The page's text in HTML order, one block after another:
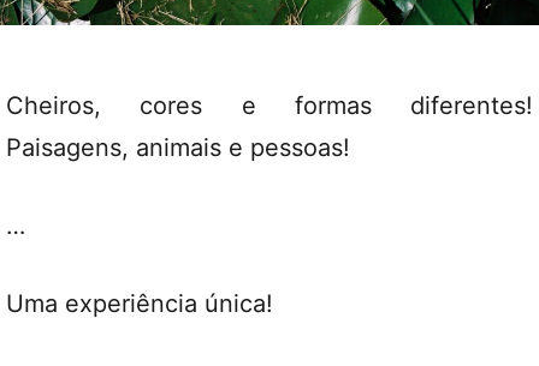
Cheiros, cores e formas diferentes!
Paisagens, animais e pessoas!
…
Uma experiência única!